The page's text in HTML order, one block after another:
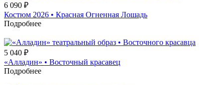
6 090 ₽
Костюм 2026 • Красная Огненная Лошадь
Подробнее
5 040 ₽
«Алладин» • Восточный красавец
Подробнее